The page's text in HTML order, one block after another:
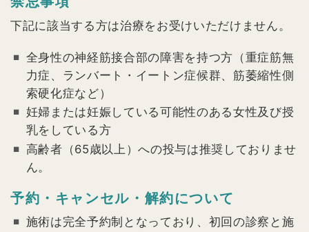
下記に該当する方は治療をお受けいただけません。
全身性の神経筋接合部の障害を持つ方（重症筋無
力症、ランバート・イートン症候群、筋萎縮性側
索硬化症など）
妊婦または妊娠している可能性のある女性及び授
乳をしている方
高齢者（65歳以上）への投与は推奨しておりませ
ん。
予約・キャンセル・解約について
施術は完全予約制となっており、初回の診察と施